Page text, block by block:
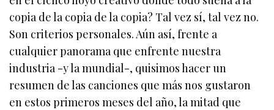
copia de la copia de la copia? Tal vez sí, tal vez no.
Son criterios personales. Aún así, frente a
cualquier panorama que enfrente nuestra
industria -y la mundial-, quisimos hacer un
resumen de las canciones que más nos gustaron
en estos primeros meses del año, la mitad que